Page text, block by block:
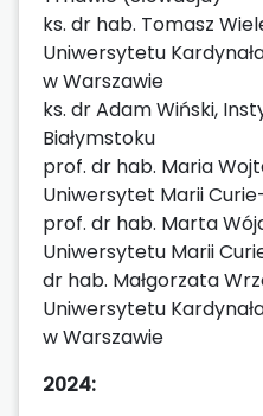
ks. dr hab. Tomasz
Uniwersytetu
w Warszawie
ks. dr Adam Wiński,
Białymstoku
prof. dr hab. Maria
Uniwersytet Marii
prof. dr hab. Marta
Uniwersytetu Marii
dr hab. Małgorzata
Uniwersytetu
w Warszawie
2024: